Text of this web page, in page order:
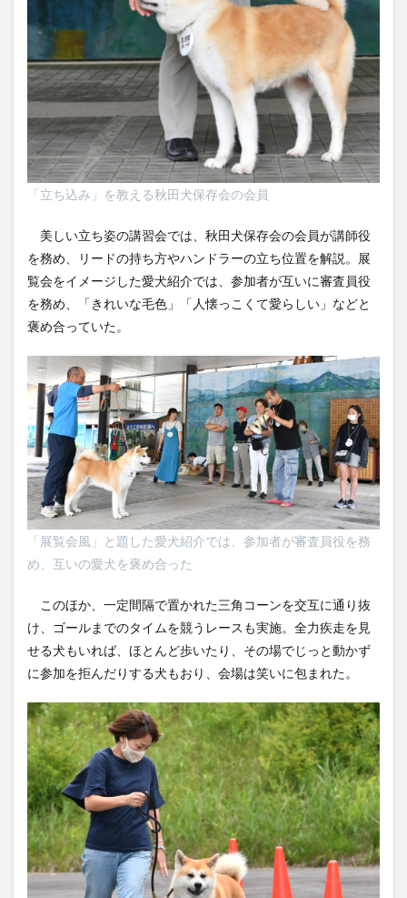
「立ち込み」を教える秋田犬保存会の会員
美しい立ち姿の講習会では、秋田犬保存会の会員が講師役
を務め、リードの持ち方やハンドラーの立ち位置を解説。展
覧会をイメージした愛犬紹介では、参加者が互いに審査員役
を務め、「きれいな毛色」「人懐っこくて愛らしい」などと
褒め合っていた。
「展覧会風」と題した愛犬紹介では、参加者が審査員役を務
め、互いの愛犬を褒め合った
このほか、一定間隔で置かれた三角コーンを交互に通り抜
け、ゴールまでのタイムを競うレースも実施。全力疾走を見
せる犬もいれば、ほとんど歩いたり、その場でじっと動かず
に参加を拒んだりする犬もおり、会場は笑いに包まれた。